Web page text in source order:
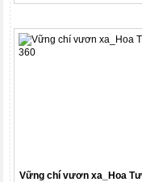
Vững chí vươn xa_Hoa